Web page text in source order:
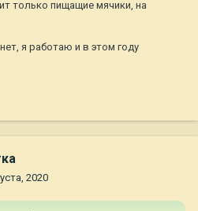
только пищащие мячики, на
я работаю и в этом году
2020